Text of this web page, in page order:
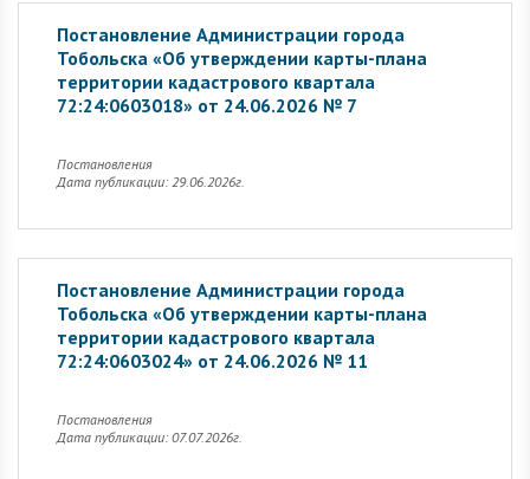
Постановление Администрации города
Тобольска «Об утверждении карты-плана
территории кадастрового квартала
72:24:0603018» от 24.06.2026 № 7
Постановления
Дата публикации: 29.06.2026г.
Постановление Администрации города
Тобольска «Об утверждении карты-плана
территории кадастрового квартала
72:24:0603024» от 24.06.2026 № 11
Постановления
Дата публикации: 07.07.2026г.